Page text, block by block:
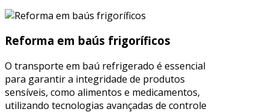
Reforma em baús frigoríficos
O transporte em baú refrigerado é essencial
para garantir a integridade de produtos
sensíveis, como alimentos e medicamentos,
utilizando tecnologias avançadas de controle